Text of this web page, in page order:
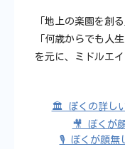
「地上の楽園を創
「何歳からでも人
を元に、ミドルエ
🏛️ ぼくの詳し
🎥 ぼくが
🎙️ ぼくが顔無